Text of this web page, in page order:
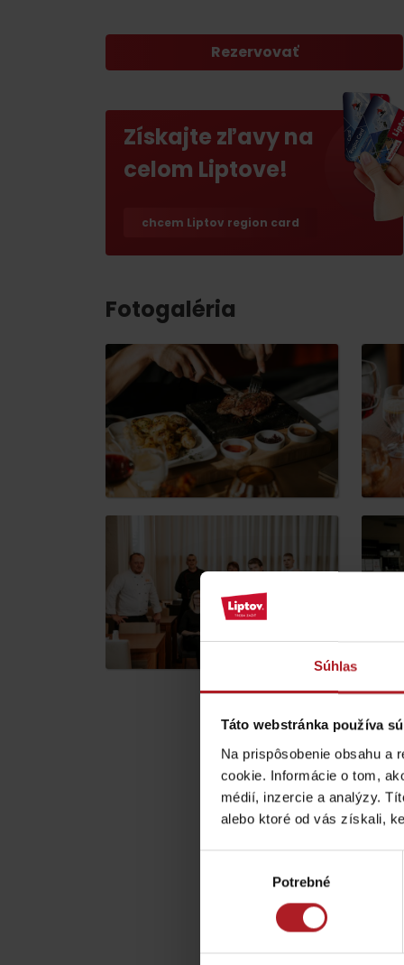
Súhlas
Táto webstránka používa
Na prispôsobenie obsahu a
cookie. Informácie o tom,
médií, inzercie a analýzy.
alebo ktoré od vás získali,
Potrebné
VŠETKY ČLÁNKY
Počasie a kamery
KAMERY
Múzeum liptovskej
podľa veku detí
ZOZNAM ATRAKCII PRE DETI
O značke Produkt Liptova
Chaty a útulne
Rezervovať
Získajte zľavy na
celom Liptove!
chcem Liptov region card
Fotogaléria
Opíšte nám
Vaša e-mailová
Komentár *
Meno